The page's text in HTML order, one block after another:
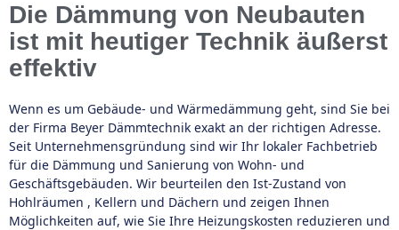
Die Dämmung von Neubauten
ist mit heutiger Technik äußerst
effektiv
Wenn es um Gebäude- und Wärmedämmung geht, sind Sie bei
der Firma Beyer Dämmtechnik exakt an der richtigen Adresse.
Seit Unternehmensgründung sind wir Ihr lokaler Fachbetrieb
für die Dämmung und Sanierung von Wohn- und
Geschäftsgebäuden. Wir beurteilen den Ist-Zustand von
Hohlräumen , Kellern und Dächern und zeigen Ihnen
Möglichkeiten auf, wie Sie Ihre Heizungskosten reduzieren und